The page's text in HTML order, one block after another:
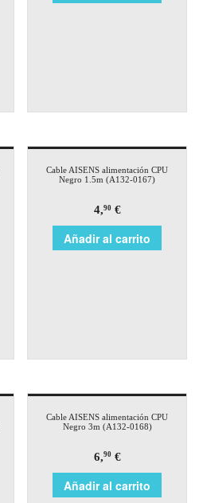
Cable AISENS alimentación CPU
Negro 1.5m (A132-0167)
4,90€
Añadir al carrito
Cable AISENS alimentación CPU
Negro 3m (A132-0168)
6,90€
Añadir al carrito